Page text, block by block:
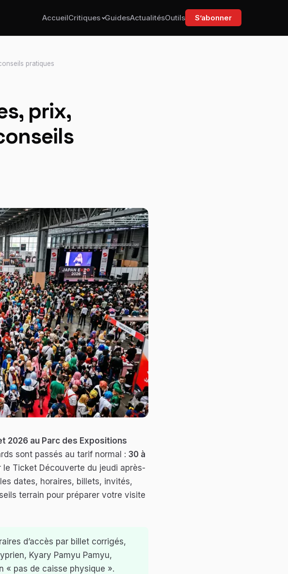
AccueilCritiques GuidesActualitésOutils S’abonner
pratiques
prix,
2026 au Parc des Expositions
sont passés au tarif normal : 30 à
le Ticket Découverte du jeudi après-
dates, horaires, billets, invités,
terrain pour préparer votre visite
d’accès par billet corrigés,
Kyary Pamyu Pamyu,
« pas de caisse physique ».